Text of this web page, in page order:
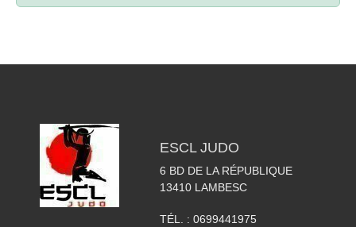
ESCL JUDO
6 BD DE LA RÉPUBLIQUE
13410 LAMBESC
TÉL. : 0699441975